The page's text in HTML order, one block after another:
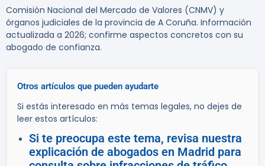
Comisión Nacional del Mercado de Valores (CNMV) y
órganos judiciales de la provincia de A Coruña. Información
actualizada a 2026; confirme aspectos concretos con su
abogado de confianza.
Otros artículos que pueden ayudarte
Si estás interesado en más temas legales, no dejes de
leer estos artículos:
Si te preocupa este tema, revisa nuestra
explicación de abogados en Madrid para